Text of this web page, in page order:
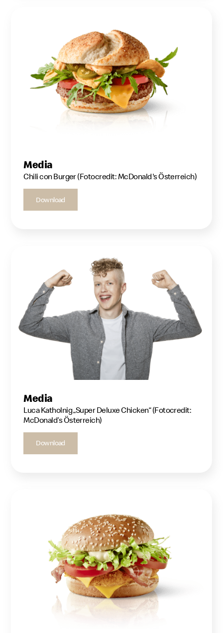
Media
Chili con Burger (Fotocredit: McDonald's Österreich)
Download
Media
Luca Katholnig „Super Deluxe Chicken“ (Fotocredit:
McDonald’s Österreich)
Download